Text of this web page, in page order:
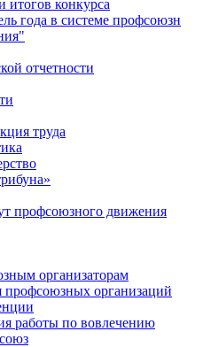
итогов конкурса
года в системе профсоюзн
отчетности
труда
профсоюзного движения
организаторам
профсоюзных организаций
работы по вовлечению